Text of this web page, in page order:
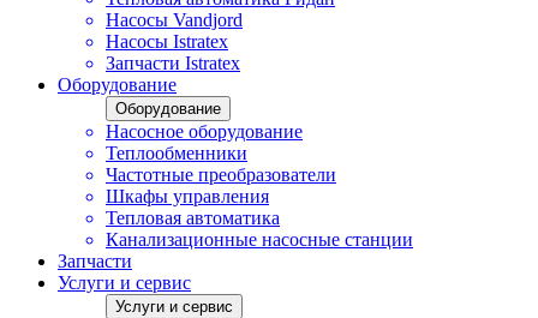
Насосы Vandjord
Насосы Istratex
Запчасти Istratex
Оборудование
Оборудование
Насосное оборудование
Теплообменники
Частотные преобразователи
Шкафы управления
Тепловая автоматика
Канализационные насосные станции
Запчасти
Услуги и сервис
Услуги и сервис